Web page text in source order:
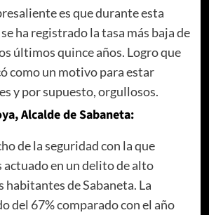
es que durante esta
ha registrado la tasa más baja de
últimos quince años. Logro que
como un motivo para estar
y por supuesto, orgullosos.
Alcalde de Sabaneta:
de la seguridad con la que
en un delito de alto
habitantes de Sabaneta. La
del 67% comparado con el año